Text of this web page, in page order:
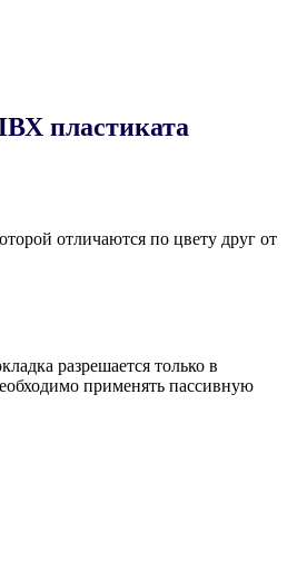
пластиката
отличаются по цвету друг от
разрешается только в
применять пассивную